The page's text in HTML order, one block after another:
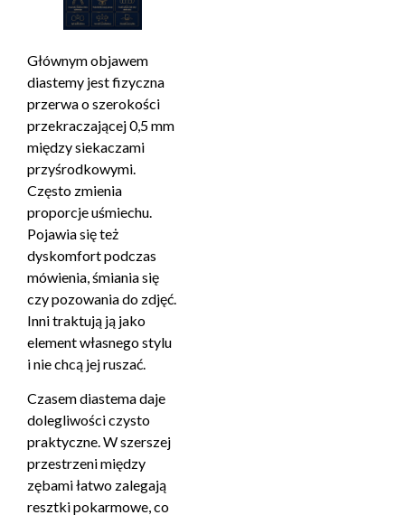
Głównym objawem
diastemy jest fizyczna
przerwa o szerokości
przekraczającej 0,5 mm
między siekaczami
przyśrodkowymi.
Często zmienia
proporcje uśmiechu.
Pojawia się też
dyskomfort podczas
mówienia, śmiania się
czy pozowania do zdjęć.
Inni traktują ją jako
element własnego stylu
i nie chcą jej ruszać.
Czasem diastema daje
dolegliwości czysto
praktyczne. W szerszej
przestrzeni między
zębami łatwo zalegają
resztki pokarmowe, co